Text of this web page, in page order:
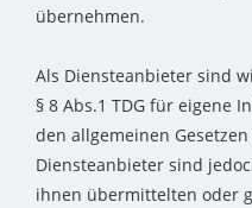
übernehmen.
Als Diensteanbieter sind
§ 8 Abs.1 TDG für eigene
den allgemeinen
Diensteanbieter sind
ihnen übermittelten oder